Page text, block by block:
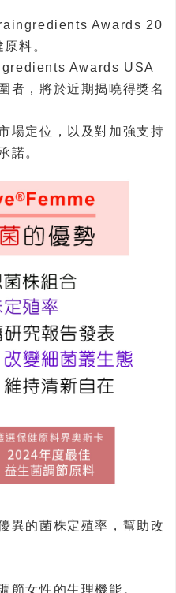
Awards 20
料。
Awards USA
者，將於近期揭曉得獎名
場定位，以及對加強支持
諾。
異的菌株定殖率，幫助改
節女性的生理機能。